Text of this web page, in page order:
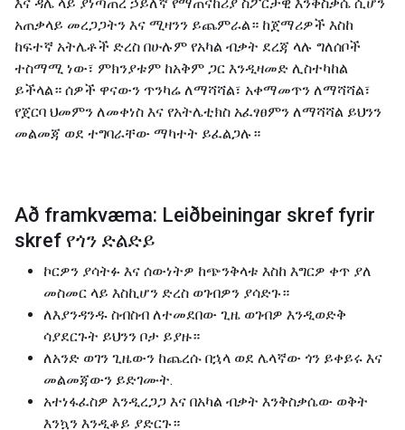
አጠቃላይ መረጋጋትን እና ሚዛንን ይጨምራል። ከጀማሪዎች እስከ
ከፍተኛ አትሌቶች ድረስ በሁሉም የአካል ብቃት ደረጃ ላሉ ግለሰቦች
ተስማሚ ነው፣ ምክንያቱም ከአቅም ጋር እንዲዛመድ ሊስተካከል
ይችላል። ሰዎች ዋናውን ጥንካሬ ለማሻሻል፣ አቀማመጥን ለማሻሻል፣
የጀርባ ህመምን ለመቀነስ እና የአትሌቲክስ አፈፃፀምን ለማሻሻል ይህንን
መልመጃ ወደ ተግባራቸው ማካተት ይፈልጋሉ።
Að framkvæma: Leiðbeiningar skref fyrir
skref የጎን ድልድይ
ኮርዎን ያሳትፉ እና ሰውነትዎ ከጭንቅላቱ እስከ እግርዎ ቀጥ ያለ
መስመር ላይ እስኪሆን ድረስ ወገብዎን ያሳድጉ።
ለእያንዳንዱ ስብስብ ለተመደበው ጊዜ ወገብዎ እንዲወድቅ
ሳያደርጉት ይህንን ቦታ ይያዙ።
ለአንድ ወገን ጊዜውን ከጨረሱ በኋላ ወደ ሌላኛው ጎን ይቀይሩ እና
መልመጃውን ይድገሙት.
አተነፋፈስዎ እንዲረጋጋ እና በአካል ብቃት እንቅስቃሴው ወቅት
እንኳን እንዲቆይ ያድርጉ።